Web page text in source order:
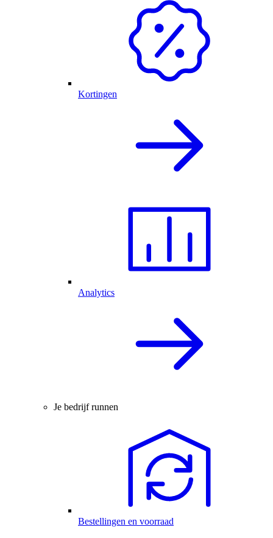
Kortingen
Analytics
Je bedrijf runnen
Bestellingen en voorraad